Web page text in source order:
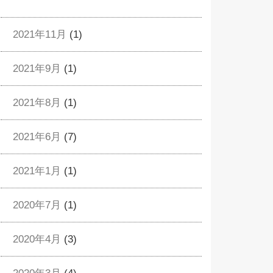
2021年11月 (1)
2021年9月 (1)
2021年8月 (1)
2021年6月 (7)
2021年1月 (1)
2020年7月 (1)
2020年4月 (3)